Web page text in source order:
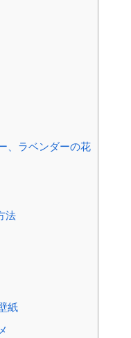
、ラベンダーの花
法
紙